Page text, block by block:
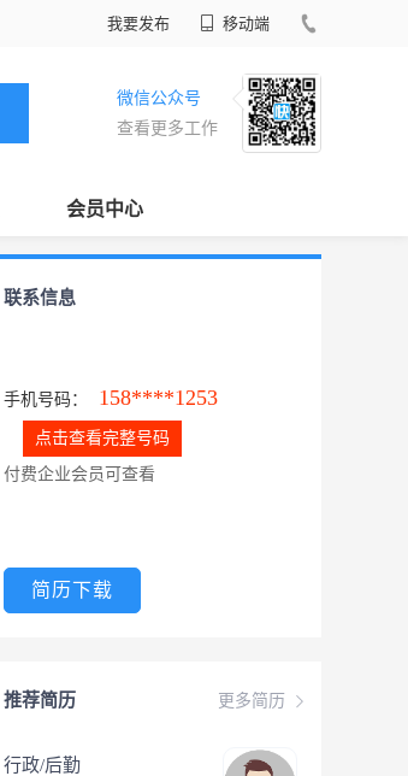
我要发布 移动端
微信公众号
查看更多工作
会员中心
联系信息
手机号码： 158****1253
点击查看完整号码
付费企业会员可查看
简历下载
更多简历
推荐简历
行政/后勤